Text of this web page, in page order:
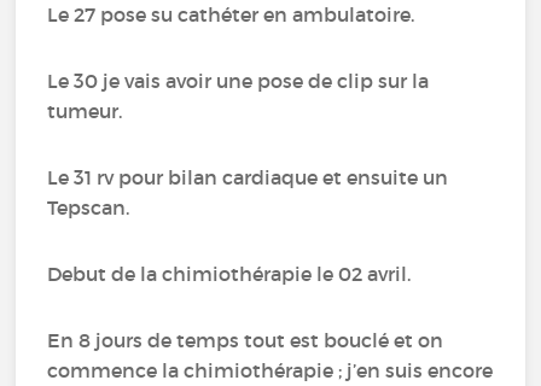
Le 27 pose su cathéter en ambulatoire.
Le 30 je vais avoir une pose de clip sur la
tumeur.
Le 31 rv pour bilan cardiaque et ensuite un
Tepscan.
Debut de la chimiothérapie le 02 avril.
En 8 jours de temps tout est bouclé et on
commence la chimiothérapie ; j’en suis encore